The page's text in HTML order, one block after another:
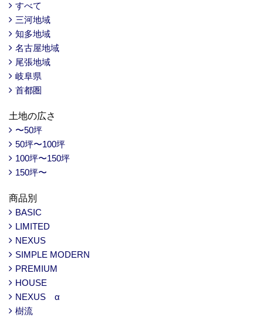
すべて
三河地域
知多地域
名古屋地域
尾張地域
岐阜県
首都圏
土地の広さ
〜50坪
50坪〜100坪
100坪〜150坪
150坪〜
商品別
BASIC
LIMITED
NEXUS
SIMPLE MODERN
PREMIUM
HOUSE
NEXUS α
樹流